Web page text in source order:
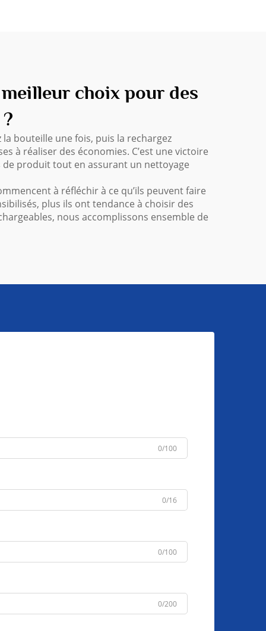
choix pour des
bouteille une fois, puis la rechargez
à réaliser des économies. C’est une victoire
produit tout en assurant un nettoyage
à réfléchir à ce qu’ils peuvent faire
plus ils ont tendance à choisir des
nous accomplissons ensemble de
0/100
0/16
0/100
0/200